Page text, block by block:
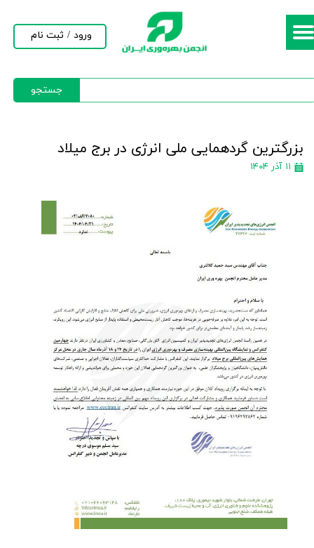
جستجو
ورود / ثبت نام
حساب کاربری من
بزرگترین گردهمایی ملی انرژی در برج میلاد
۱۱ آذر ۱۴۰۴